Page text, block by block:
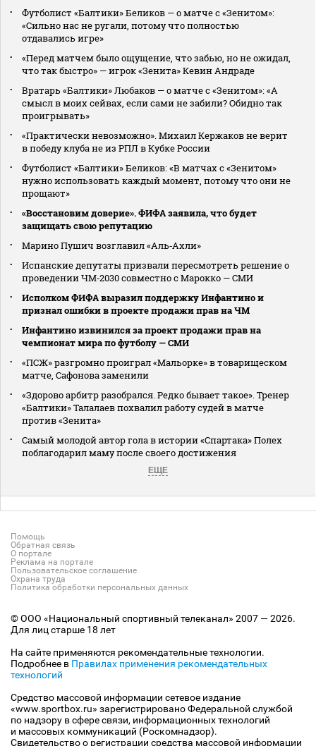
Футболист «Балтики» Беликов — о матче с «Зенитом»:
«Сильно нас не ругали, потому что полностью
отдавались игре»
«Перед матчем было ощущение, что забью, но не ожидал,
что так быстро» — игрок «Зенита» Кевин Андраде
Вратарь «Балтики» Любаков — о матче с «Зенитом»: «А
смысл в моих сейвах, если сами не забили? Обидно так
проигрывать»
«Практически невозможно». Михаил Кержаков не верит
в победу клуба не из РПЛ в Кубке России
Футболист «Балтики» Беликов: «В матчах с «Зенитом»
нужно использовать каждый момент, потому что они не
прощают»
«Восстановим доверие». ФИФА заявила, что будет
защищать свою репутацию
Марино Пушич возглавил «Аль‑Ахли»
Испанские депутаты призвали пересмотреть решение о
проведении ЧМ‑2030 совместно с Марокко — СМИ
Исполком ФИФА выразил поддержку Инфантино и
признал ошибки в проекте продажи прав на ЧМ
Инфантино извинился за проект продажи прав на
чемпионат мира по футболу — СМИ
«ПСЖ» разгромно проиграл «Мальорке» в товарищеском
матче, Сафонова заменили
«Здорово арбитр разобрался. Редко бывает такое». Тренер
«Балтики» Талалаев похвалил работу судей в матче
против «Зенита»
Самый молодой автор гола в истории «Спартака» Полех
поблагодарил маму после своего достижения
ЕЩЕ
Помощь
Обратная связь
О портале
Реклама на портале
Пользовательское соглашение
Охрана труда
Политика обработки персональных данных
© ООО «Национальный спортивный телеканал» 2007 — 2026.
Для лиц старше 18 лет
На сайте применяются рекомендательные технологии.
Подробнее в Правилах применения рекомендательных
технологий
Средство массовой информации сетевое издание
«www.sportbox.ru» зарегистрировано Федеральной службой
по надзору в сфере связи, информационных технологий
и массовых коммуникаций (Роскомнадзор).
Свидетельство о регистрации средства массовой информации